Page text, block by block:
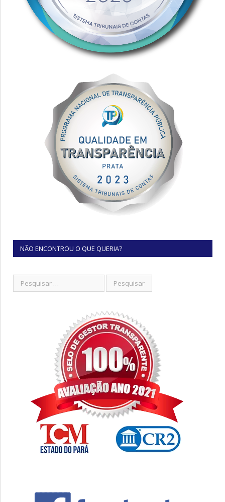
NÃO ENCONTROU O QUE QUERIA?